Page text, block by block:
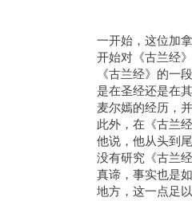
一开始，这位加
开始对《古兰经
《古兰经》的一
是在圣经还是在
麦尔嫣的经历，
此外，在《古兰
他说，他从头到
没有研究《古兰
真谛，事实也是
地方，这一点足